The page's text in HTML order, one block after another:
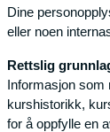
Dine
eller noen
Rettslig
Informasjon som
kurshistorikk,
for å oppfylle en